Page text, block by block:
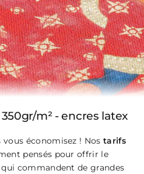
350gr/m² - encres latex
économisez ! Nostarifs
pensés pour offrir le
commandent de grandes